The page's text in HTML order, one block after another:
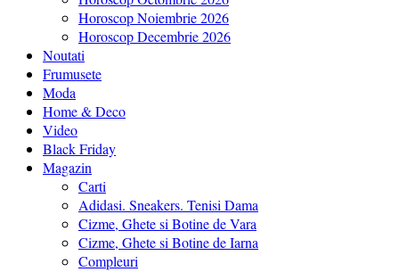
Horoscop Noiembrie 2026
Horoscop Decembrie 2026
Noutati
Frumusete
Moda
Home & Deco
Video
Black Friday
Magazin
Carti
Adidasi. Sneakers. Tenisi Dama
Cizme, Ghete si Botine de Vara
Cizme, Ghete si Botine de Iarna
Compleuri